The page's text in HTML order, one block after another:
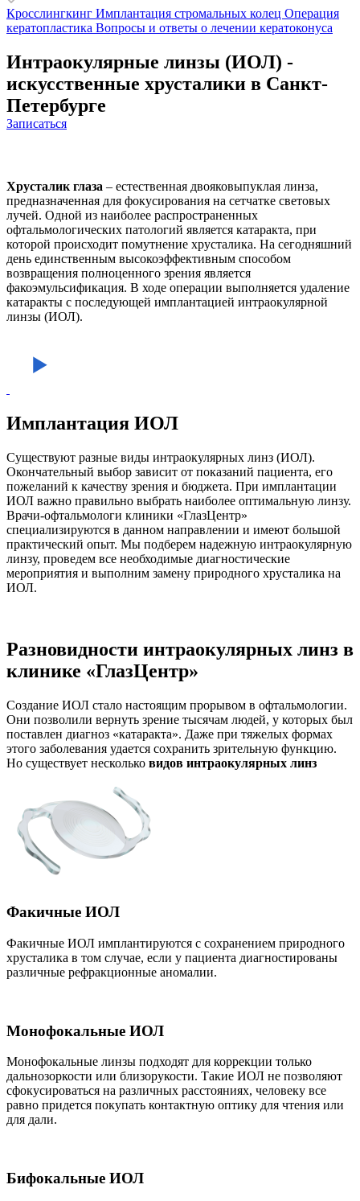
Кросслингкинг Имплантация стромальных колец Операция
кератопластика Вопросы и ответы о лечении кератоконуса
Интраокулярные линзы (ИОЛ) -
искусственные хрусталики в Санкт-
Петербурге
Записаться
Хрусталик глаза – естественная двояковыпуклая линза,
предназначенная для фокусирования на сетчатке световых
лучей. Одной из наиболее распространенных
офтальмологических патологий является катаракта, при
которой происходит помутнение хрусталика. На сегодняшний
день единственным высокоэффективным способом
возвращения полноценного зрения является
факоэмульсификация. В ходе операции выполняется удаление
катаракты с последующей имплантацией интраокулярной
линзы (ИОЛ).
Имплантация ИОЛ
Существуют разные виды интраокулярных линз (ИОЛ).
Окончательный выбор зависит от показаний пациента, его
пожеланий к качеству зрения и бюджета. При имплантации
ИОЛ важно правильно выбрать наиболее оптимальную линзу.
Врачи-офтальмологи клиники «ГлазЦентр»
специализируются в данном направлении и имеют большой
практический опыт. Мы подберем надежную интраокулярную
линзу, проведем все необходимые диагностические
мероприятия и выполним замену природного хрусталика на
ИОЛ.
Разновидности интраокулярных линз в
клинике «ГлазЦентр»
Создание ИОЛ стало настоящим прорывом в офтальмологии.
Они позволили вернуть зрение тысячам людей, у которых был
поставлен диагноз «катаракта». Даже при тяжелых формах
этого заболевания удается сохранить зрительную функцию.
Но существует несколько видов интраокулярных линз
Факичные ИОЛ
Факичные ИОЛ имплантируются с сохранением природного
хрусталика в том случае, если у пациента диагностированы
различные рефракционные аномалии.
Монофокальные ИОЛ
Монофокальные линзы подходят для коррекции только
дальнозоркости или близорукости. Такие ИОЛ не позволяют
сфокусироваться на различных расстояниях, человеку все
равно придется покупать контактную оптику для чтения или
для дали.
Бифокальные ИОЛ